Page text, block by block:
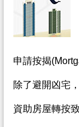
申請按揭
除了避開凶宅
資助房屋轉按